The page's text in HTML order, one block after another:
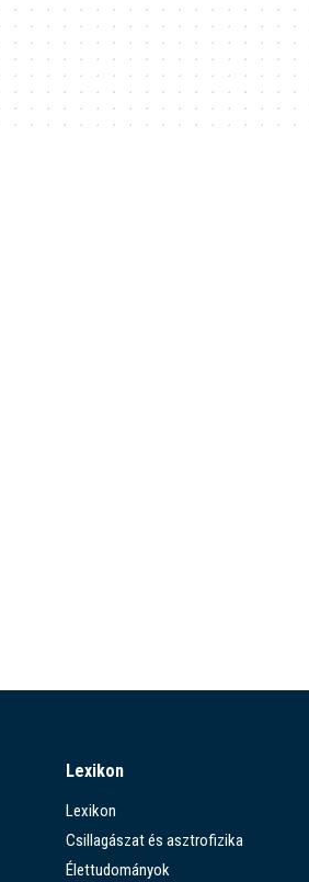
Lexikon
Lexikon
Csillagászat és asztrofizika
Élettudományok